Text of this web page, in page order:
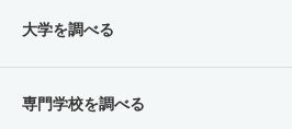
大学を調べる
専門学校を調べる